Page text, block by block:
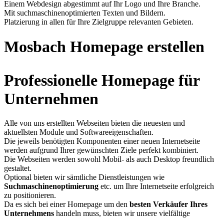
Einem Webdesign abgestimmt auf Ihr Logo und Ihre Branche.
Mit suchmaschinenoptimierten Texten und Bildern.
Platzierung in allen für Ihre Zielgruppe relevanten Gebieten.
Mosbach Homepage erstellen
Professionelle Homepage für
Unternehmen
Alle von uns erstellten Webseiten bieten die neuesten und
aktuellsten Module und Softwareeigenschaften.
Die jeweils benötigten Komponenten einer neuen Internetseite
werden aufgrund Ihrer gewünschten Ziele perfekt kombiniert.
Die Webseiten werden sowohl Mobil- als auch Desktop freundlich
gestaltet.
Optional bieten wir sämtliche Dienstleistungen wie
Suchmaschinenoptimierung etc. um Ihre Internetseite erfolgreich
zu positionieren.
Da es sich bei einer Homepage um den besten Verkäufer Ihres
Unternehmens handeln muss, bieten wir unsere vielfältige